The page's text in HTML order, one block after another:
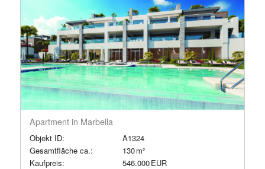
Apartment in Marbella
Objekt ID:
A1324
Gesamtfläche ca.:
130 m²
Kaufpreis:
546.000 EUR